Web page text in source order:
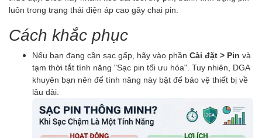
luôn trong trạng thái điện áp cao gây chai pin.
Cách khắc phục
Nếu bạn đang cần sạc gấp, hãy vào phần Cài đặt > Pin và
tạm thời tắt tính năng "Sạc pin tối ưu hóa". Tuy nhiên, DGA
khuyên bạn nên để tính năng này bật để bảo vệ thiết bị về
lâu dài.